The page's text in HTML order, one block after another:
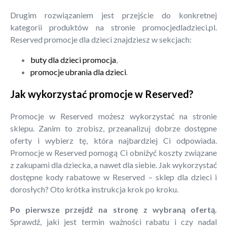
Drugim rozwiązaniem jest przejście do konkretnej
kategorii produktów na stronie promocjedladzieci.pl.
Reserved promocje dla dzieci znajdziesz w sekcjach:
buty dla dzieci promocja
promocje ubrania dla dzieci
Jak wykorzystać promocje w Reserved?
Promocje w Reserved możesz wykorzystać na stronie
sklepu. Zanim to zrobisz, przeanalizuj dobrze dostępne
oferty i wybierz tę, która najbardziej Ci odpowiada.
Promocje w Reserved pomogą Ci obniżyć koszty związane
z zakupami dla dziecka, a nawet dla siebie. Jak wykorzystać
dostępne kody rabatowe w Reserved – sklep dla dzieci i
dorosłych? Oto krótka instrukcja krok po kroku.
Po pierwsze przejdź na stronę z wybraną ofertą.
Sprawdź, jaki jest termin ważności rabatu i czy nadal